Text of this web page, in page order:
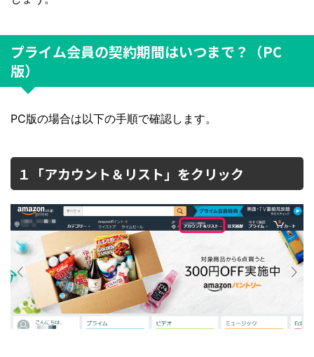
プライム会員の契約期間はいつまで？（PC
版）
PC版の場合は以下の手順で確認します。
１「アカウント＆リスト」をクリック